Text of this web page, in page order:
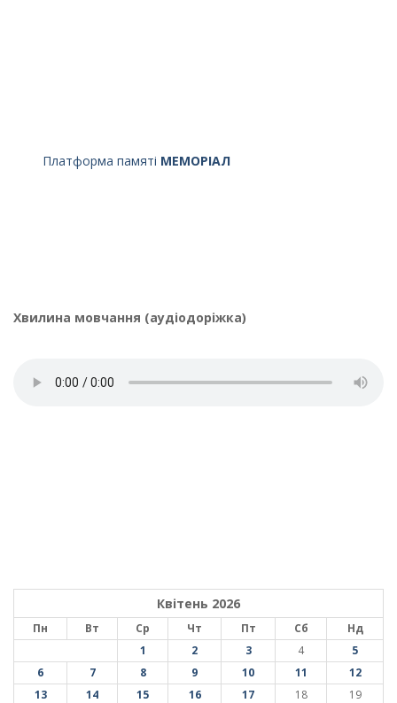
Платформа памяті МЕМОРІАЛ
Хвилина мовчання (аудіодоріжка)
Квітень 2026
Пн Вт Ср Чт Пт Сб
Нд
1
2 3 4
5
6
7 8 9 10 11
12
13
14 15 16 17 18
19